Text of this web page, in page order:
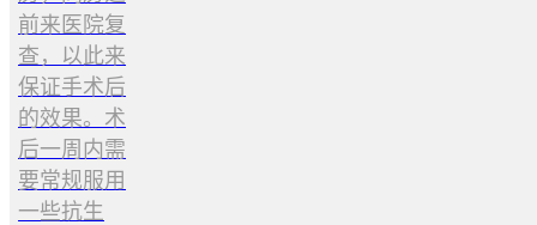
前来医院复
查，以此来
保证手术后
的效果。术
后一周内需
要常规服用
一些抗生